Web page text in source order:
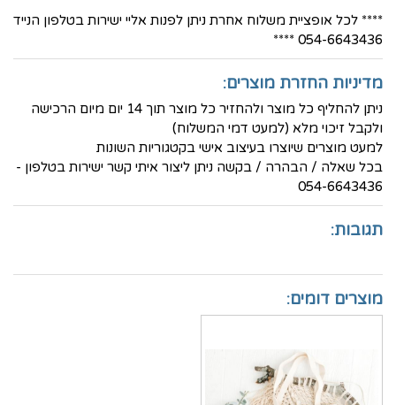
**** לכל אופציית משלוח אחרת ניתן לפנות אליי ישירות בטלפון הנייד
054-6643436 ****
מדיניות החזרת מוצרים:
ניתן להחליף כל מוצר ולהחזיר כל מוצר תוך 14 יום מיום הרכישה
ולקבל זיכוי מלא (למעט דמי המשלוח)
למעט מוצרים שיוצרו בעיצוב אישי בקטגוריות השונות
בכל שאלה / הבהרה / בקשה ניתן ליצור איתי קשר ישירות בטלפון -
054-6643436
תגובות:
מוצרים דומים: